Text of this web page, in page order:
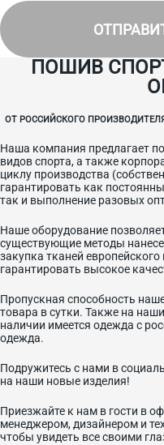
ПОШИВ
ОТ РОССИЙСКОГО
Наша компания предлагает
видов спорта, а также
циклу производства
гарантировать как
так и выполнение разовых
Наше оборудование
существующие методы
закупка тканей
гарантировать высокое
Пропускная способность
товара в сутки. Также на
наличии имеется одежда с
одежда.
Подружитесь с нами в
на наши новые изделия!
Приезжайте к нам в гости в
менеджером, дизайнером и
чтобы увидеть все своими